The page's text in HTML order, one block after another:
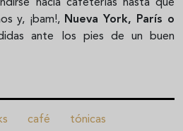
hacia cafeterías hasta que
y, ¡bam!, Nueva York, París o
ante los pies de un buen
café tónicas